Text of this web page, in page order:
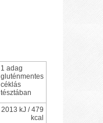
1 adag
gluténmentes
céklás
tésztában
2013 kJ / 479
kcal